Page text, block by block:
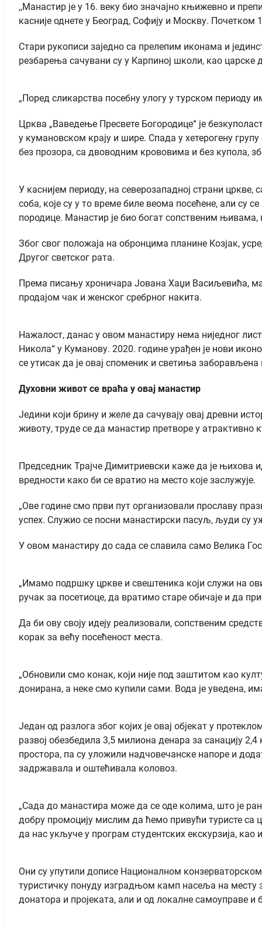
,,Манастир је у 16. веку био значајно књижевно и
касније однете у Београд, Софију и Москву.
Стари рукописи заједно са прелепим иконама и
резбарења сачувани су у Карпиној школи, као царске
„Поред сликарства посебну улогу у турском периоду
Црква „Ваведење Пресвете Богородице“ је
у кумановском крају и шире. Спада у хетерогену
без прозора, са двоводним крововима и без купола,
У каснијем периоду, на северозападној страни
соба, које су у то време биле веома посећене, али су
породице. Манастир је био богат сопственим
Због свог положаја на обронцима планине Козјак,
Другог светског рата.
Према писању хроничара Јована Хаџи Васиљевића,
продајом чак и женског сребрног накита.
Нажалост, данас у овом манастиру нема ниједног
Никола“ у Куманову. 2020. године урађен је нови
се утисак да је овај споменик и светиња
Духовни живот се враћа у овај манастир
Једини који брину и желе да сачувају овај древни
животу, труде се да манастир претворе у атрактивно
Председник Трајче Димитриевски каже да је њихова
вредности како би се вратио на место које заслужује.
„Ове године смо први пут организовали прославу
успех. Служио се посни манастирски пасуљ, људи су
У овом манастиру до сада се славила само Велика
„Имамо подршку цркве и свештеника који служи на
ручак за посетиоце, да вратимо старе обичаје и да
Да би ову своју идеју реализовали, сопственим
корак за већу посећеност места.
„Обновили смо конак, који није под заштитом као
донирана, а неке смо купили сами. Вода је уведена,
Један од разлога због којих је овај објекат у
развој обезбедила 3,5 милиона денара за санацију
простора, па су уложили надчовечанске напоре и
задржавала и оштећивала коловоз.
„Сада до манастира може да се оде колима, што је
добру промоцију мислим да ћемо привући туристе са
да нас укључе у програм студентских екскурзија,
Они су упутили дописе Националном
туристичку понуду изградњом камп насеља на месту
донатора и пројеката, али и од локалне самоуправе